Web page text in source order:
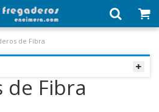
de Fibra
de Fibra